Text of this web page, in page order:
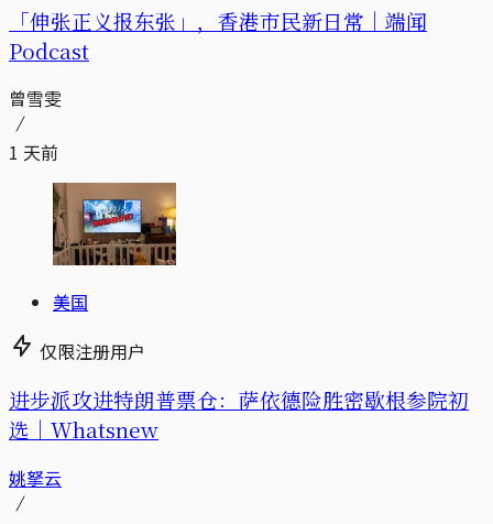
「伸张正义报东张」，香港市民新日常｜端闻
Podcast
曾雪雯
1 天前
美国
仅限注册用户
进步派攻进特朗普票仓：萨依德险胜密歇根参院初
选｜Whatsnew
姚拏云